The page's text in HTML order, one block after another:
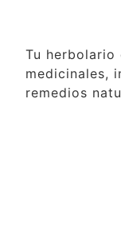
Tu herbolario
medicinales,
remedios